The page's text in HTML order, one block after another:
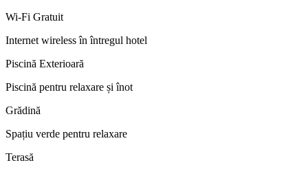
Wi‑Fi Gratuit
Internet wireless în întregul hotel
Piscină Exterioară
Piscină pentru relaxare și înot
Grădină
Spațiu verde pentru relaxare
Terasă